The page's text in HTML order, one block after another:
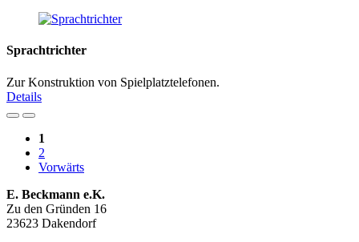
Sprachtrichter
Zur Konstruktion von Spielplatztelefonen.
Details
1
2
Vorwärts
E. Beckmann e.K.
Zu den Gründen 16
23623 Dakendorf